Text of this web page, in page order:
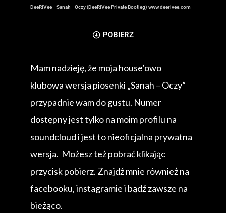
DeeRiVee · Sanah - Oczy (DeeRiVee Private Bootleg) www.deerivee.com
POBIERZ
Mam nadzieję, że moja house’owo
klubowa wersja piosenki „Sanah – Oczy”
przypadnie wam do gustu. Numer
dostępny jest tylko na moim profilu na
soundcloud i jest to nieoficjalna prywatna
wersja. Możesz też pobrać klikając
przycisk pobierz. Znajdź mnie również na
facebooku, instagramie i bądź zawsze na
bieżąco.